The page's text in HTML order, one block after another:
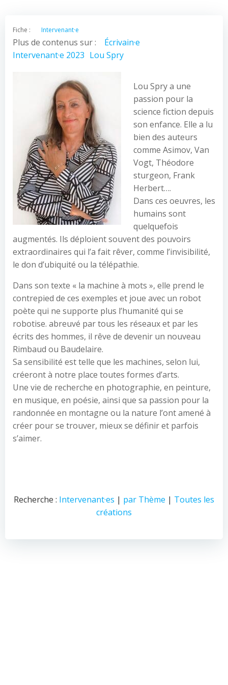
Fiche : Intervenant·e
Plus de contenus sur :
Écrivain·e
Intervenant·e 2023 Lou Spry
Lou Spry a une
passion pour la
science fiction depuis
son enfance. Elle a lu
bien des auteurs
comme Asimov, Van
Vogt, Théodore
sturgeon, Frank
Herbert….
Dans ces oeuvres, les
humains sont
quelquefois
augmentés. Ils déploient souvent des pouvoirs
extraordinaires qui l’a fait rêver, comme l’invisibilité,
le don d’ubiquité ou la télépathie.
Dans son texte « la machine à mots », elle prend le
contrepied de ces exemples et joue avec un robot
poète qui ne supporte plus l’humanité qui se
robotise. abreuvé par tous les réseaux et par les
écrits des hommes, il rêve de devenir un nouveau
Rimbaud ou Baudelaire.
Sa sensibilité est telle que les machines, selon lui,
créeront à notre place toutes formes d’arts.
Une vie de recherche en photographie, en peinture,
en musique, en poésie, ainsi que sa passion pour la
randonnée en montagne ou la nature l’ont amené à
créer pour se trouver, mieux se définir et parfois
s’aimer.
Recherche : Intervenant·es | par Thème | Toutes les
créations